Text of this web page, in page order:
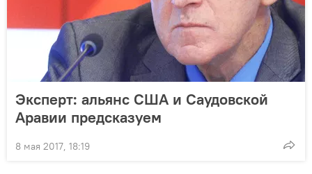
Эксперт: альянс США и Саудовской
Аравии предсказуем
8 мая 2017, 18:19